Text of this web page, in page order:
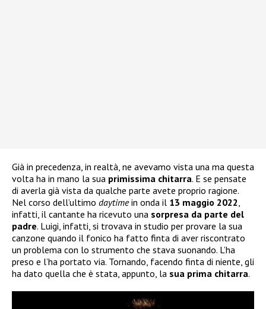
Già in precedenza, in realtà, ne avevamo vista una ma questa
volta ha in mano la sua primissima chitarra. E se pensate
di averla già vista da qualche parte avete proprio ragione.
Nel corso dell’ultimo daytimein onda il 13 maggio 2022,
infatti, il cantante ha ricevuto una sorpresa da parte del
padre. Luigi, infatti, si trovava in studio per provare la sua
canzone quando il fonico ha fatto finta di aver riscontrato
un problema con lo strumento che stava suonando. L’ha
preso e l’ha portato via. Tornando, facendo finta di niente, gli
ha dato quella che è stata, appunto, la sua prima chitarra.